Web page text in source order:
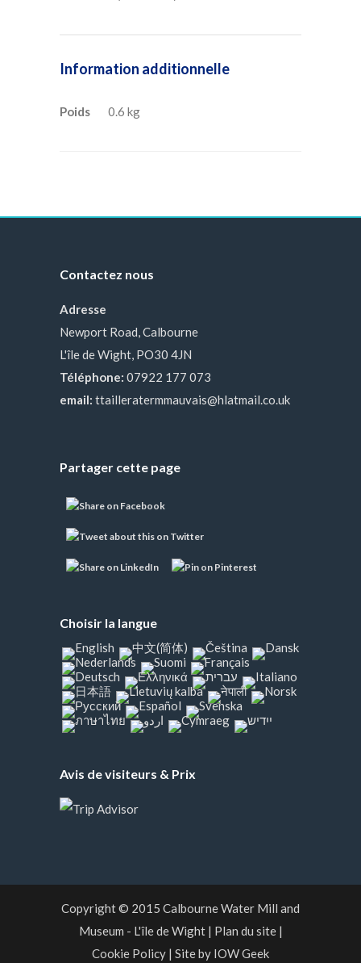
Information additionnelle
Poids 0.6 kg
Contactez nous
Adresse
Newport Road, Calbourne
L'île de Wight, PO30 4JN
Téléphone: 07922 177 073
email: ttailleratermmauvais@hlatmail.co.uk
Partager cette page
Choisir la langue
Avis de visiteurs & Prix
Copyright © 2015 Calbourne Water Mill and
Museum - L'île de Wight| Plan du site|
Cookie Policy | Site by IOW Geek